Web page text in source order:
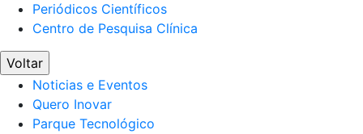
Periódicos Científicos
Centro de Pesquisa Clínica
Voltar
Noticias e Eventos
Quero Inovar
Parque Tecnológico